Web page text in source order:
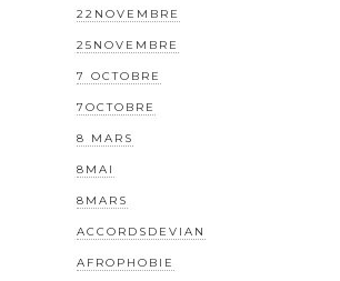
22NOVEMBRE
25NOVEMBRE
7 OCTOBRE
7OCTOBRE
8 MARS
8MAI
8MARS
ACCORDSDEVIAN
AFROPHOBIE